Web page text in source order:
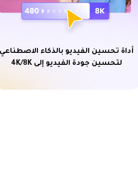
أداة تحسين الفيديو بالذكاء الاصطناعي
لتحسين جودة الفيديو إلى 4K/8K